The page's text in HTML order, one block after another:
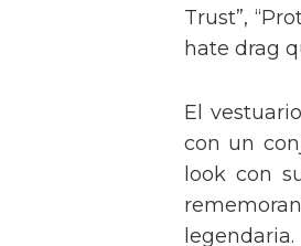
Trust”,
hate drag
El
con un
look con
legendaria.